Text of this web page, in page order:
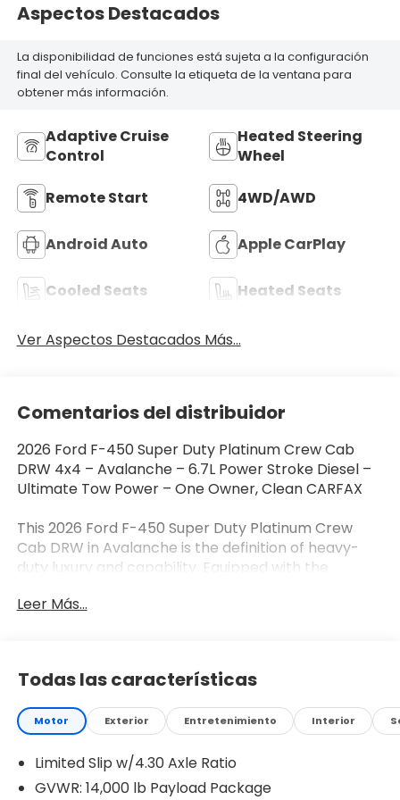
Aspectos Destacados
La disponibilidad de funciones está sujeta a la configuración
final del vehículo. Consulte la etiqueta de la ventana para
obtener más información.
Adaptive Cruise
Control
Heated Steering
Wheel
Remote Start 4WD/AWD
Android Auto Apple CarPlay
Cooled Seats Heated Seats
Ver Aspectos Destacados Más...
Comentarios del distribuidor
2026 Ford F-450 Super Duty Platinum Crew Cab
DRW 4x4 – Avalanche – 6.7L Power Stroke Diesel –
Ultimate Tow Power – One Owner, Clean CARFAX
This 2026 Ford F-450 Super Duty Platinum Crew
Cab DRW in Avalanche is the definition of heavy-
duty luxury and capability. Equipped with the
rear wheels, this truck is built for serious towing and
One Owner, Clean CARFAX.
energy. Lifetime Warranty.($399 additional)*
Toff Spray-in Bedliner is a long-term investment in
Leer Más...
Todas las características
Motor Exterior Entretenimiento Interior
Limited Slip w/4.30 Axle Ratio
GVWR: 14,000 lb Payload Package